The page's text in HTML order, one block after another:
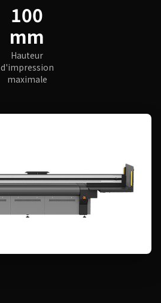
100
mm
Hauteur
d'impression
maximale